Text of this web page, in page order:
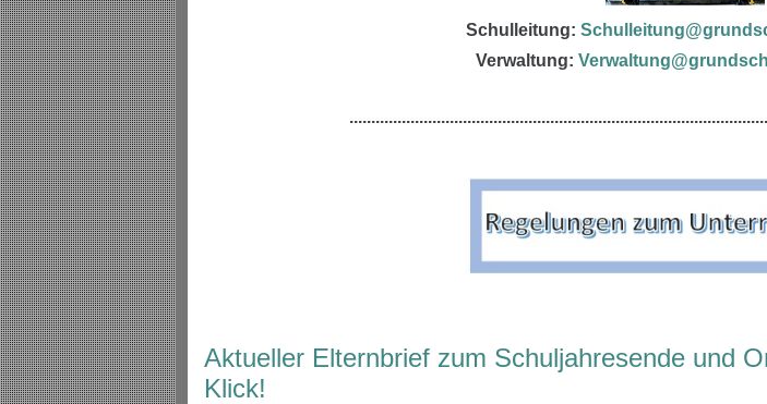
Schulleitung:
Verwaltung:
Aktueller Elternbrief zum Schuljahresende und
Klick!